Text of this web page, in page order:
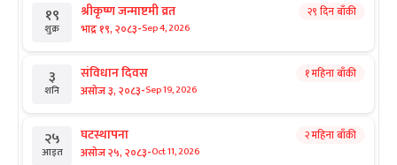
१९
शुक्र
श्रीकृष्ण जन्माष्टमी व्रत
भाद्र १९, २०८३-Sep 4, 2026
२९ दिन बाँकी
३
शनि
संविधान दिवस
असोज ३, २०८३-Sep 19, 2026
१ महिना बाँकी
२५
आइत
घटस्थापना
असोज २५, २०८३-Oct 11, 2026
२ महिना बाँकी